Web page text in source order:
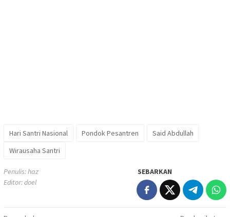
Hari Santri Nasional Pondok Pesantren
Said Abdullah
Wirausaha Santri
Penulis: haz
Editor: doel
SEBARKAN